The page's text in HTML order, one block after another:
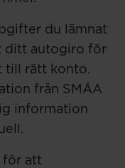
du lämnat
ditt autogiro för
till rätt konto.
från SMÅA
information
för att